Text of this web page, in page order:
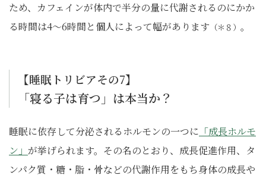
ため、カフェインが体内で半分の量に代謝されるのにかか
る時間は4〜6時間と個人によって幅があります （＊８） 。
【睡眠トリビアその7】
「寝る子は育つ」は本当か？
睡眠に依存して分泌されるホルモンの一つに 「成長ホルモ
ン」 が挙げられます。その名のとおり、成長促進作用、タ
ンパク質・糖・脂・骨などの代謝作用をもち身体の成長や